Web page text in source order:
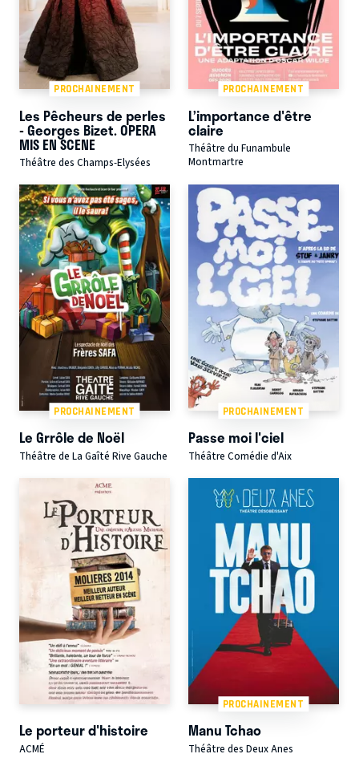
PROCHAINEMENT
Les Pêcheurs de perles
- Georges Bizet. OPERA
MIS EN SCENE
Théâtre des Champs-Elysées
PROCHAINEMENT
L’importance d'être
claire
Théâtre du Funambule
Montmartre
PROCHAINEMENT
Le Grrôle de Noël
Théâtre de La Gaîté Rive Gauche
PROCHAINEMENT
Passe moi l'ciel
Théâtre Comédie d'Aix
Le porteur d'histoire
ACMÉ
PROCHAINEMENT
Manu Tchao
Théâtre des Deux Anes